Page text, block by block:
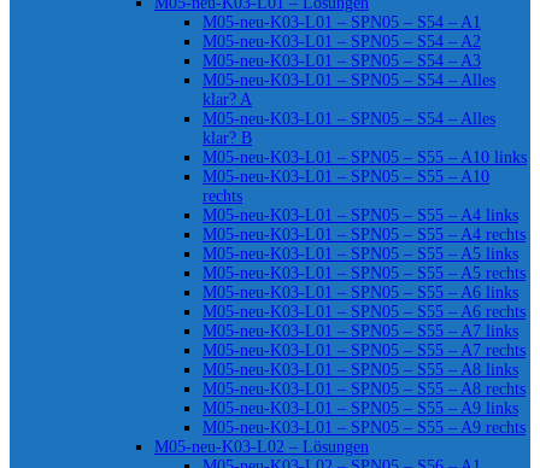
M05-neu-K03-L01 – SPN05 – S54 – A1
M05-neu-K03-L01 – SPN05 – S54 – A2
M05-neu-K03-L01 – SPN05 – S54 – A3
M05-neu-K03-L01 – SPN05 – S54 – Alles
klar? A
M05-neu-K03-L01 – SPN05 – S54 – Alles
klar? B
M05-neu-K03-L01 – SPN05 – S55 – A10 links
M05-neu-K03-L01 – SPN05 – S55 – A10
rechts
M05-neu-K03-L01 – SPN05 – S55 – A4 links
M05-neu-K03-L01 – SPN05 – S55 – A4 rechts
M05-neu-K03-L01 – SPN05 – S55 – A5 links
M05-neu-K03-L01 – SPN05 – S55 – A5 rechts
M05-neu-K03-L01 – SPN05 – S55 – A6 links
M05-neu-K03-L01 – SPN05 – S55 – A6 rechts
M05-neu-K03-L01 – SPN05 – S55 – A7 links
M05-neu-K03-L01 – SPN05 – S55 – A7 rechts
M05-neu-K03-L01 – SPN05 – S55 – A8 links
M05-neu-K03-L01 – SPN05 – S55 – A8 rechts
M05-neu-K03-L01 – SPN05 – S55 – A9 links
M05-neu-K03-L01 – SPN05 – S55 – A9 rechts
M05-neu-K03-L02 – Lösungen